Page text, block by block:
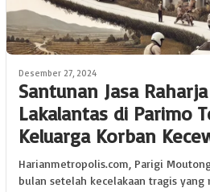
Desember 27, 2024
Santunan Jasa
Lakalantas di Parimo
Keluarga Korban
Harianmetropolis.com, Parigi
bulan setelah kecelakaan tragis